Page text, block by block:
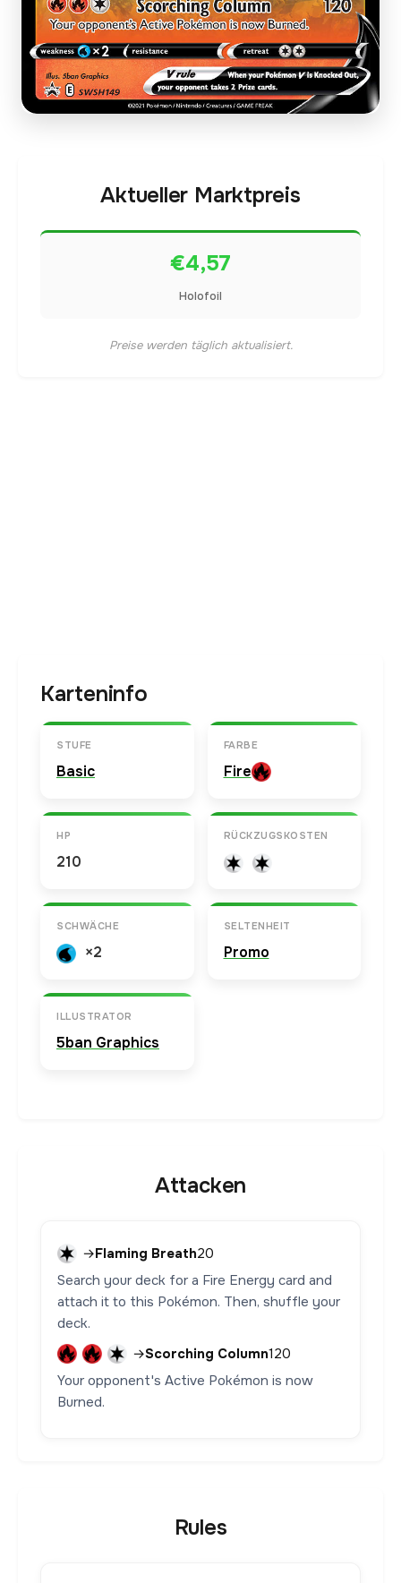
Aktueller Marktpreis
€4,57
Holofoil
Preise werden täglich aktualisiert.
Karteninfo
STUFE
Basic
FARBE
Fire
HP
210
RÜCKZUGSKOSTEN
SCHWÄCHE
×2
SELTENHEIT
Promo
ILLUSTRATOR
5ban Graphics
Attacken
→Flaming Breath20
Search your deck for a Fire Energy card and
attach it to this Pokémon. Then, shuffle your
deck.
→Scorching Column120
Your opponent's Active Pokémon is now
Burned.
Rules